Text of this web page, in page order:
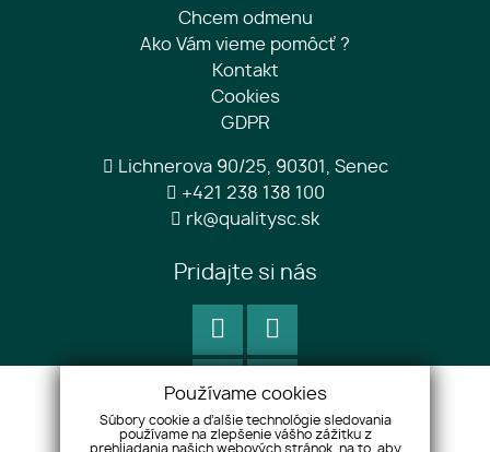
Chcem odmenu
Ako Vám vieme pomôcť ?
Kontakt
Cookies
GDPR
Lichnerova 90/25, 90301, Senec
+421 238 138 100
rk@qualitysc.sk
Pridajte si nás
Používame cookies
Súbory cookie a ďalšie technológie sledovania
používame na zlepšenie vášho zážitku z
prehliadania našich webových stránok, na to, aby